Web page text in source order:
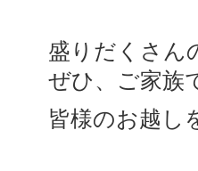
盛りだくさん
ぜひ、ご家族
皆様のお越し